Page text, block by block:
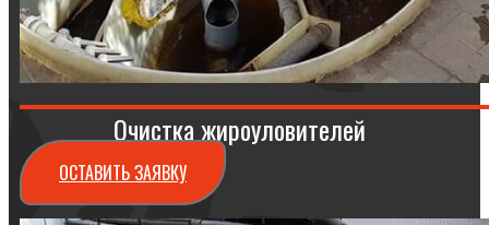
Очистка жироуловителей
ОСТАВИТЬ ЗАЯВКУ